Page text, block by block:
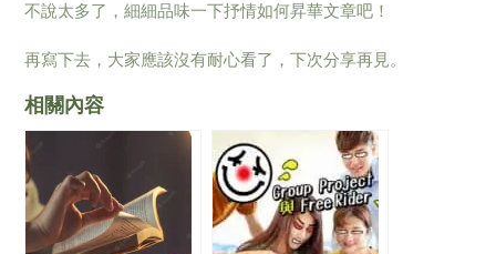
不說太多了，細細品味一下抒情如何昇華文章吧！
再寫下去，大家應該沒有耐心看了，下次分享再見。
相關內容